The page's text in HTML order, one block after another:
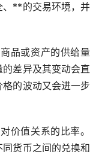
、**的交易环境，并
品或资产的供给量
差异及其变动会直
的波动又会进一步
价值关系的比率。
货币之间的兑换和